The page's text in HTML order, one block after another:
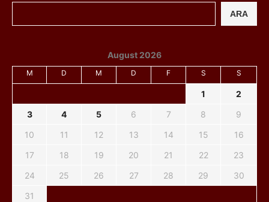
ARA
August 2026
M D M D F S S
1
2
3
4 5 6 7 8
9
10
11 12 13 14 15
16
17
18 19 20 21 22
23
24
25 26 27 28 29
30
31